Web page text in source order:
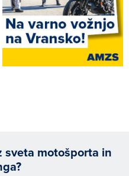
sveta motošporta in